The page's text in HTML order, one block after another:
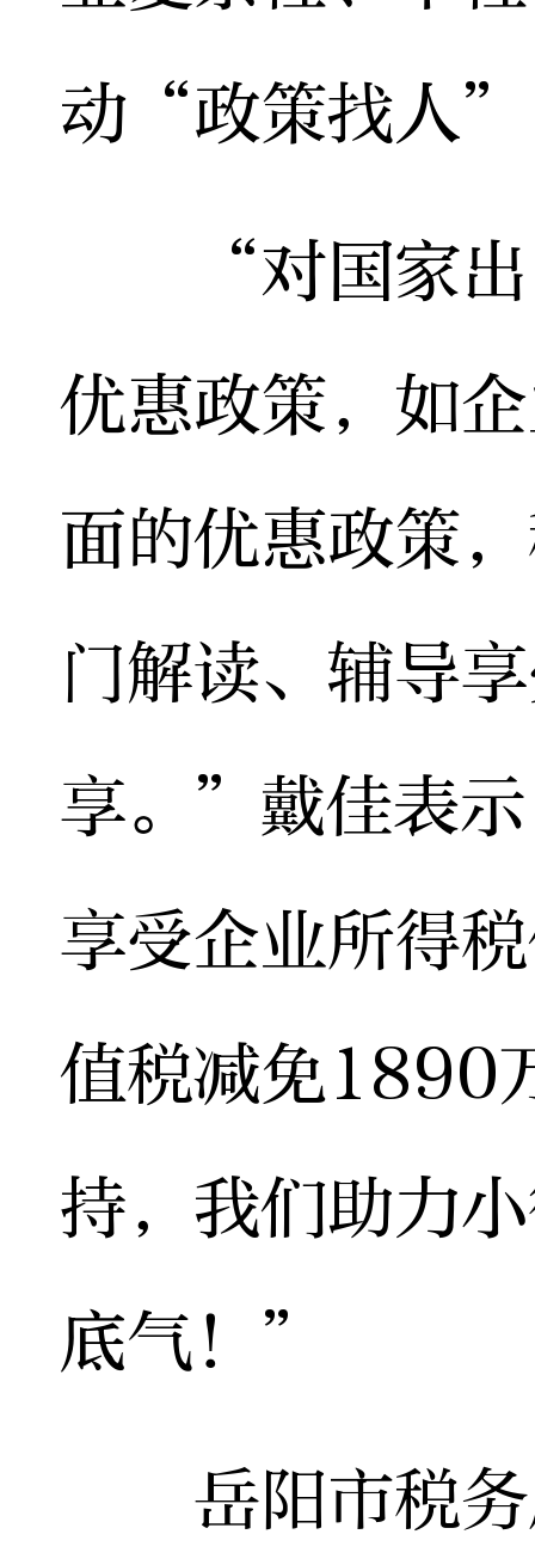
动“政策找人
“对国家出
优惠政策，如
面的优惠政策
门解读、辅导
享。”戴佳表
享受企业所得
值税减免1890
持，我们助力
底气！”
岳阳市税务